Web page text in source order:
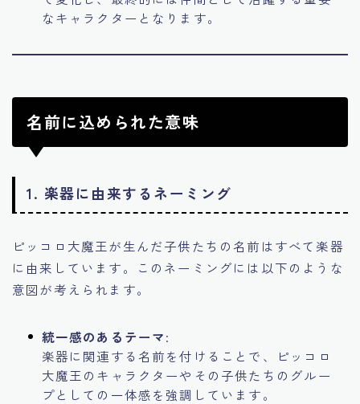
なキャラクターとなります。
名前に込められた意味
1. 楽器に由来するネーミング
ピッコロ大魔王が生んだ子供たちの名前はすべて楽器
に由来しています。このネーミングには以下のような
意図が考えられます。
統一感のあるテーマ:
楽器に関連する名前を付けることで、ピッコロ
大魔王のキャラクターやその子供たちのグルー
プとしての一体感を強調しています。